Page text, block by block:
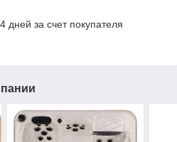
дней за счет покупателя